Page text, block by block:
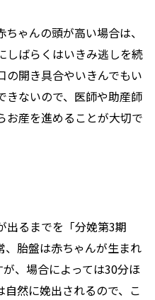
ゃんの頭が高い場合は、
しばらくはいきみ逃しを続
の開き具合やいきんでもい
きないので、医師や助産師
お産を進めることが大切で
出るまでを「分娩第3期
、胎盤は赤ちゃんが生まれ
、場合によっては30分ほ
自然に娩出されるので、こ